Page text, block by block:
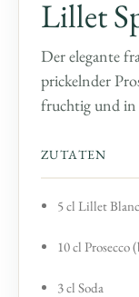
Lillet
Der elegante
prickelnder
fruchtig und
ZUTATEN
5 cl Lillet Blanc
10 cl Prosecco
3 cl Soda